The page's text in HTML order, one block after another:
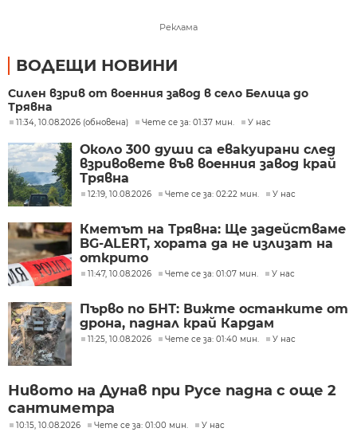
Реклама
ВОДЕЩИ НОВИНИ
Силен взрив от военния завод в село Белица до
Трявна
11:34, 10.08.2026 (обновена) Чете се за: 01:37 мин. У нас
Около 300 души са евакуирани след
взривовете във военния завод край
Трявна
12:19, 10.08.2026 Чете се за: 02:22 мин. У нас
Кметът на Трявна: Ще задействаме
BG-ALERT, хората да не излизат на
открито
11:47, 10.08.2026 Чете се за: 01:07 мин. У нас
Първо по БНТ: Вижте останките от
дрона, паднал край Кардам
11:25, 10.08.2026 Чете се за: 01:40 мин. У нас
Нивото на Дунав при Русе падна с още 2
сантиметра
10:15, 10.08.2026 Чете се за: 01:00 мин. У нас